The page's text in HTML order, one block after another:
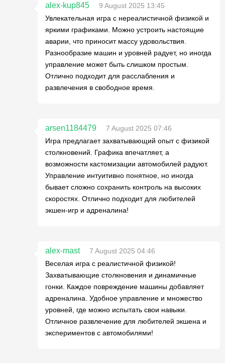
alex-kup845
9 August 2025 13:45
Увлекательная игра с нереалистичной физикой и
яркими графиками. Можно устроить настоящие
аварии, что приносит массу удовольствия.
Разнообразие машин и уровней радует, но иногда
управление может быть слишком простым.
Отлично подходит для расслабления и
развлечения в свободное время.
arsen1184479
7 August 2025 07:46
Игра предлагает захватывающий опыт с физикой
столкновений. Графика впечатляет, а
возможности кастомизации автомобилей радуют.
Управление интуитивно понятное, но иногда
бывает сложно сохранить контроль на высоких
скоростях. Отлично подходит для любителей
экшен-игр и адреналина!
alex-mast
7 August 2025 04:46
Веселая игра с реалистичной физикой!
Захватывающие столкновения и динамичные
гонки. Каждое повреждение машины добавляет
адреналина. Удобное управление и множество
уровней, где можно испытать свои навыки.
Отличное развлечение для любителей экшена и
экспериментов с автомобилями!